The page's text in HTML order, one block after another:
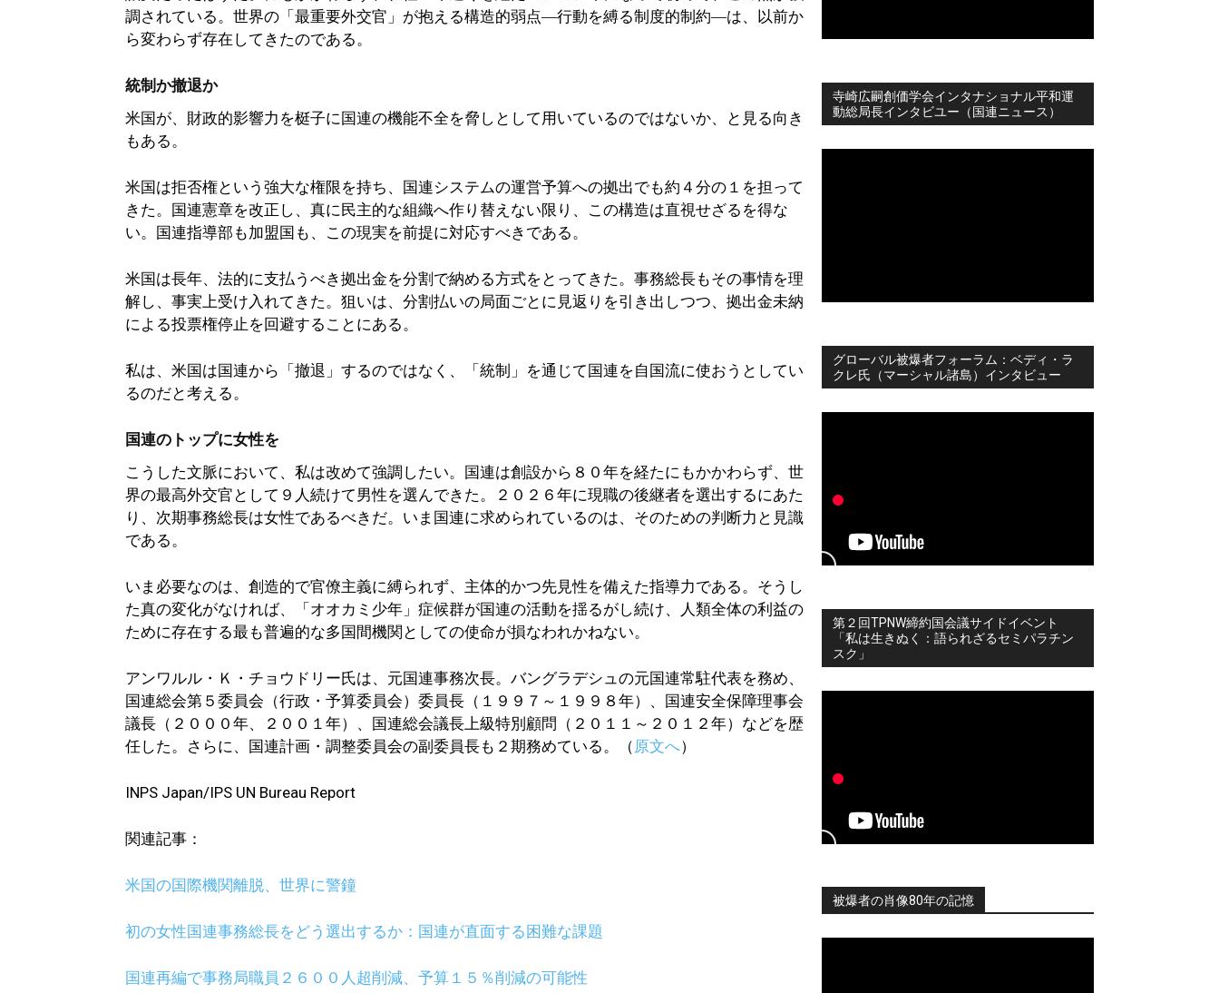
調されている。世界の「最重要外交官」が抱える構造的弱点―行動を縛る制度的制約―は、以前か
ら変わらず存在してきたのである。
統制か撤退か
米国が、財政的影響力を梃子に国連の機能不全を脅しとして用いているのではないか、と見る向き
もある。
米国は拒否権という強大な権限を持ち、国連システムの運営予算への拠出でも約４分の１を担って
きた。国連憲章を改正し、真に民主的な組織へ作り替えない限り、この構造は直視せざるを得な
い。国連指導部も加盟国も、この現実を前提に対応すべきである。
米国は長年、法的に支払うべき拠出金を分割で納める方式をとってきた。事務総長もその事情を理
解し、事実上受け入れてきた。狙いは、分割払いの局面ごとに見返りを引き出しつつ、拠出金未納
による投票権停止を回避することにある。
私は、米国は国連から「撤退」するのではなく、「統制」を通じて国連を自国流に使おうとしてい
るのだと考える。
国連のトップに女性を
こうした文脈において、私は改めて強調したい。国連は創設から８０年を経たにもかかわらず、世
界の最高外交官として９人続けて男性を選んできた。２０２６年に現職の後継者を選出するにあた
り、次期事務総長は女性であるべきだ。いま国連に求められているのは、そのための判断力と見識
である。
いま必要なのは、創造的で官僚主義に縛られず、主体的かつ先見性を備えた指導力である。そうし
た真の変化がなければ、「オオカミ少年」症候群が国連の活動を揺るがし続け、人類全体の利益の
ために存在する最も普遍的な多国間機関としての使命が損なわれかねない。
アンワルル・Ｋ・チョウドリー氏は、元国連事務次長。バングラデシュの元国連常駐代表を務め、
国連総会第５委員会（行政・予算委員会）委員長（１９９７～１９９８年）、国連安全保障理事会
議長（２０００年、２００１年）、国連総会議長上級特別顧問（２０１１～２０１２年）などを歴
任した。さらに、国連計画・調整委員会の副委員長も２期務めている。（ 原文へ）
INPS Japan/IPS UN Bureau Report
関連記事：
米国の国際機関離脱、世界に警鐘
初の女性国連事務総長をどう選出するか：国連が直面する困難な課題
国連再編で事務局職員２６００人超削減、予算１５％削減の可能性
寺崎広嗣創価学会インタナショナル平和運
動総局長インタビユー（国連ニュース）
グローバル被爆者フォーラム：ベディ・ラ
クレ氏（マーシャル諸島）インタビュー
第２回TPNW締約国会議サイドイベント
「私は生きぬく：語られざるセミパラチン
スク」
被爆者の肖像80年の記憶